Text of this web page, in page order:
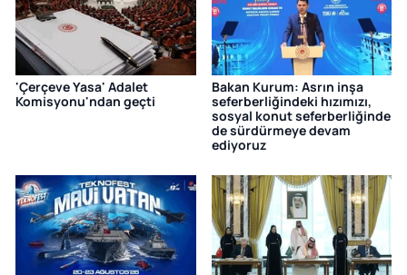
'Çerçeve Yasa' Adalet
Komisyonu'ndan geçti
Bakan Kurum: Asrın inşa
seferberliğindeki hızımızı,
sosyal konut seferberliğinde
de sürdürmeye devam
ediyoruz